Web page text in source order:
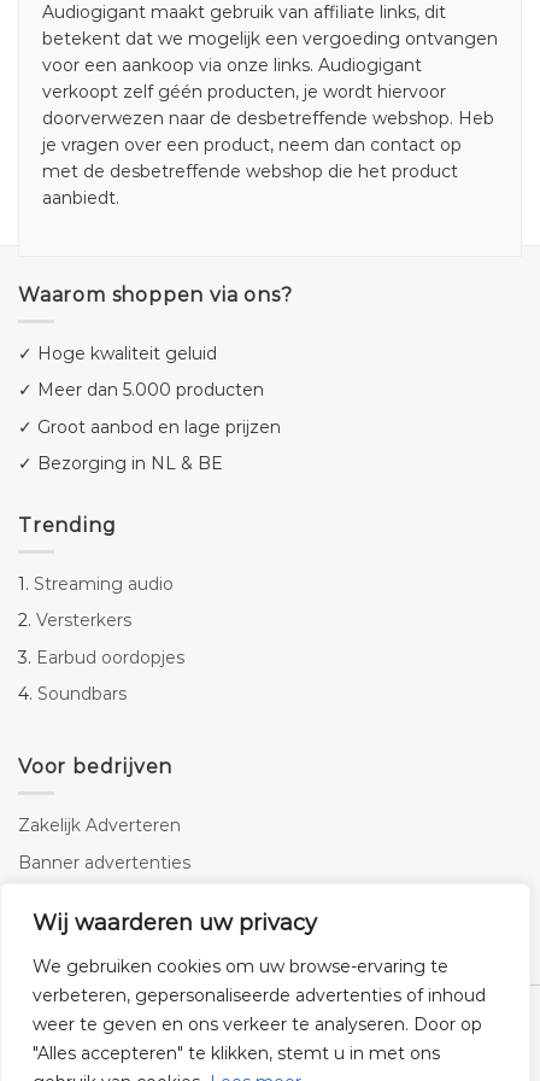
Wij waarderen uw privacy
We gebruiken cookies om uw browse-ervaring te
verbeteren, gepersonaliseerde advertenties of inhoud
weer te geven en ons verkeer te analyseren. Door op
"Alles accepteren" te klikken, stemt u in met ons
Audiogigant maakt gebruik van affiliate links, dit
betekent dat we mogelijk een vergoeding ontvangen
voor een aankoop via onze links. Audiogigant
verkoopt zelf géén producten, je wordt hiervoor
doorverwezen naar de desbetreffende webshop. Heb
je vragen over een product, neem dan contact op
met de desbetreffende webshop die het product
aanbiedt.
Waarom shoppen via ons?
✓ Hoge kwaliteit geluid
✓ Meer dan 5.000 producten
✓ Groot aanbod en lage prijzen
✓ Bezorging in NL & BE
Trending
1. Streaming audio
2. Versterkers
3. Earbud oordopjes
4. Soundbars
Voor bedrijven
Zakelijk Adverteren
Banner advertenties
SEO copywriting